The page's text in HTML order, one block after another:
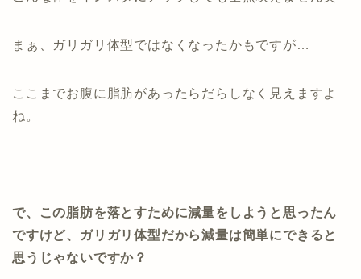
まぁ、ガリガリ体型ではなくなったかもですが…
ここまでお腹に脂肪があったらだらしなく見えますよ
ね。
で、この脂肪を落とすために減量をしようと思ったん
ですけど、ガリガリ体型だから減量は簡単にできると
思うじゃないですか？